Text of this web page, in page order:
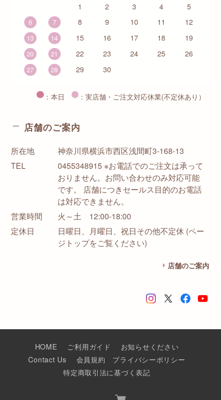
1
2 3 4 5
6 7 8 9 10 11 12
13 14 15 16 17 18 19
20 21 22 23 24 25 26
27 28 29 30
：本日 ：実店舗・ご注文対応休業(不定休あり）
店舗のご案内
所在地
神奈川県横浜市西区浅間町3-168-13
TEL
0455348915 ※お電話でのご注文は承って
おりません。お問い合わせのみ対応可能
です。 店舗につきセールス目的のお電話
は対応できません。
営業時間
火～土 12:00-18:00
定休日
日曜日、月曜日、祝日その他不定休 (ペー
ジトップをご覧ください)
店舗のご案内
HOME ご利用ガイド
お知らせください
Contact Us
会員規約
プライバシーポリシー
特定商取引法に基づく表記